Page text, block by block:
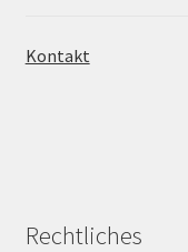
Kontakt
Rechtliches